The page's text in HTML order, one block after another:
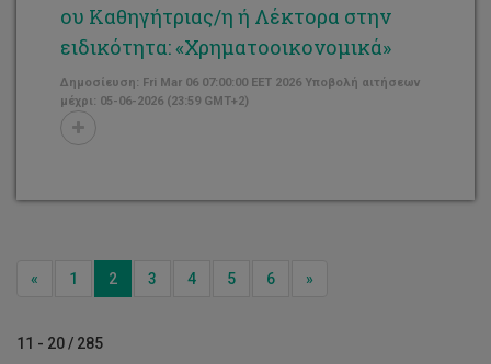
ου Καθηγήτριας/η ή Λέκτορα στην
ειδικότητα: «Χρηματοοικονομικά»
Δημοσίευση: Fri Mar 06 07:00:00 EET 2026 Υποβολή αιτήσεων
μέχρι: 05-06-2026 (23:59 GMT+2)
« Previous
1 2 3 4 5 6 »
11 - 20 / 285